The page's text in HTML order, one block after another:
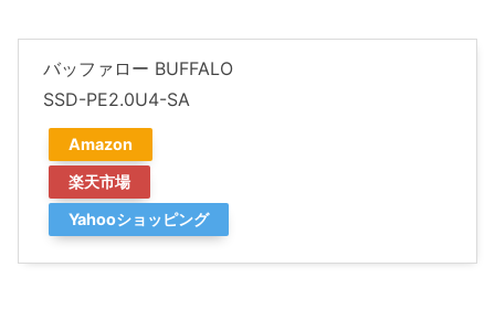
バッファロー BUFFALO
SSD-PE2.0U4-SA
Amazon
楽天市場
Yahooショッピング